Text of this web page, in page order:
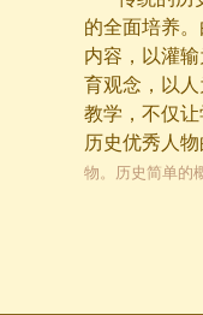
的全面培养
内容，以灌
育观念，以
教学，不仅
历史优秀人
物。历史简单的